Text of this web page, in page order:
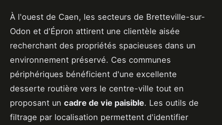
À l'ouest de Caen, les secteurs de Bretteville-sur-
Odon et d'Épron attirent une clientèle aisée
recherchant des propriétés spacieuses dans un
environnement préservé. Ces communes
périphériques bénéficient d'une excellente
desserte routière vers le centre-ville tout en
proposant un cadre de vie paisible. Les outils de
filtrage par localisation permettent d'identifier